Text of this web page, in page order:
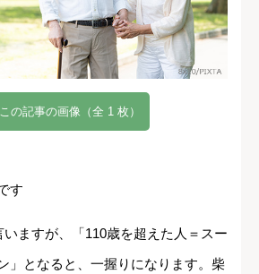
この記事の画像（全 1 枚）
す
いますが、「110歳を超えた人＝スー
」となると、一握りになります。柴